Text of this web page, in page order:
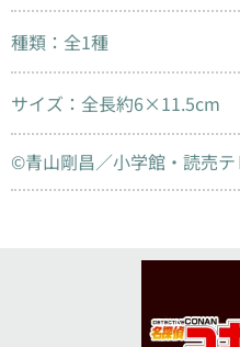
種類：全1種
サイズ：全長約6×11.5cm
©青山剛昌／小学館・読売